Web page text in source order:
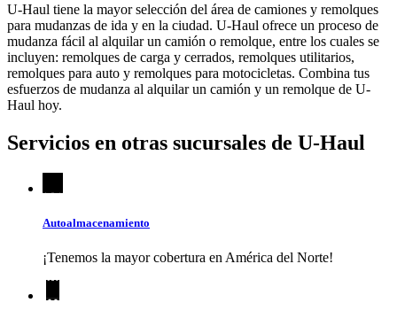
U-Haul tiene la mayor selección del área de camiones y remolques
para mudanzas de ida y en la ciudad. U-Haul ofrece un proceso de
mudanza fácil al alquilar un camión o remolque, entre los cuales se
incluyen: remolques de carga y cerrados, remolques utilitarios,
remolques para auto y remolques para motocicletas. Combina tus
esfuerzos de mudanza al alquilar un camión y un remolque de U-
Haul hoy.
Servicios en otras sucursales de U-Haul
Autoalmacenamiento
¡Tenemos la mayor cobertura en América del Norte!